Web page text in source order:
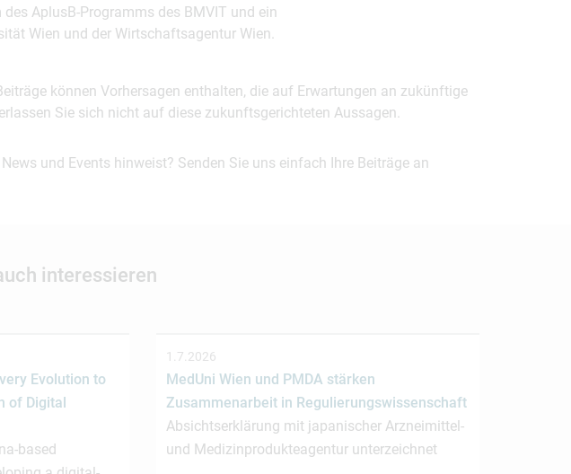
AplusB-Programms des BMVIT und ein
Wien und der Wirtschaftsagentur Wien.
können Vorhersagen enthalten, die auf Erwartungen an zukünftige
Sie sich nicht auf diese zukunftsgerichteten Aussagen.
und Events hinweist? Senden Sie uns einfach Ihre Beiträge an
interessieren
Evolution to
of Digital
based
1.7.2026
MedUni Wien und PMDA stärken
Zusammenarbeit in Regulierungswissenschaft
Absichtserklärung mit japanischer Arzneimittel-
und Medizinprodukteagentur unterzeichnet